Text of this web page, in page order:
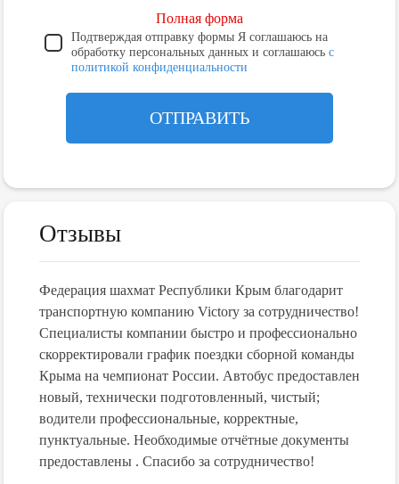
Полная форма
Подтверждая отправку формы Я соглашаюсь на
обработку персональных данных и соглашаюсь с
политикой конфиденциальности
Отзывы
Федерация шахмат Республики Крым благодарит
транспортную компанию Victory за сотрудничество!
Специалисты компании быстро и профессионально
скорректировали график поездки сборной команды
Крыма на чемпионат России. Автобус предоставлен
новый, технически подготовленный, чистый;
водители профессиональные, корректные,
пунктуальные. Необходимые отчётные документы
предоставлены . Спасибо за сотрудничество!